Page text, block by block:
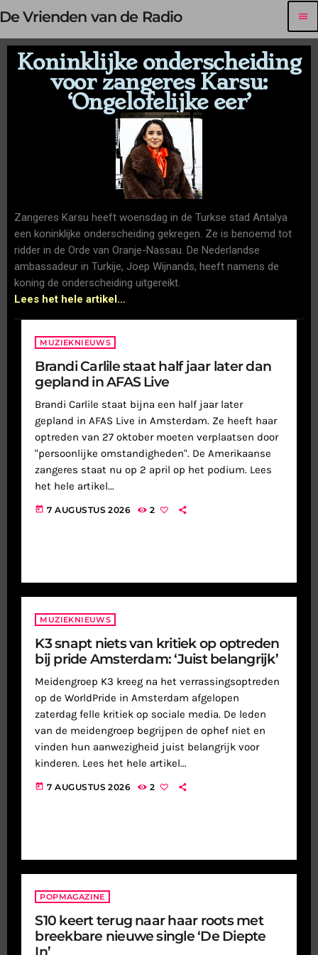
De Vrienden van de Radio menu
Koninklijke onderscheiding
voor zangeres Karsu:
‘Ongelofelijke eer’
Zangeres Karsu heeft woensdag in de Turkse stad Antalya
een koninklijke onderscheiding gekregen. Ze is benoemd tot
ridder in de Orde van Oranje-Nassau. De Nederlandse
ambassadeur in Turkije, Joep Wijnands, heeft namens de
koning de onderscheiding uitgereikt.
Lees het hele artikel…
MUZIEKNIEUWS
Brandi Carlile staat half jaar later dan
gepland in AFAS Live
Brandi Carlile staat bijna een half jaar later
gepland in AFAS Live in Amsterdam. Ze heeft haar
optreden van 27 oktober moeten verplaatsen door
"persoonlijke omstandigheden". De Amerikaanse
zangeres staat nu op 2 april op het podium. Lees
het hele artikel...
today 7 AUGUSTUS 2026 2
MUZIEKNIEUWS
K3 snapt niets van kritiek op optreden
bij pride Amsterdam: ‘Juist belangrijk’
Meidengroep K3 kreeg na het verrassingsoptreden
op de WorldPride in Amsterdam afgelopen
zaterdag felle kritiek op sociale media. De leden
van de meidengroep begrijpen de ophef niet en
vinden hun aanwezigheid juist belangrijk voor
kinderen. Lees het hele artikel...
today 7 AUGUSTUS 2026 2
POPMAGAZINE
S10 keert terug naar haar roots met
breekbare nieuwe single ‘De Diepte
In’